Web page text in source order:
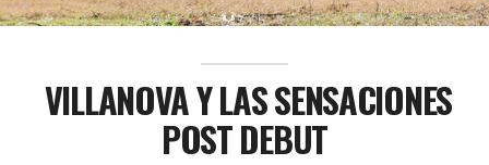
VILLANOVA Y LAS SENSACIONES
POST DEBUT